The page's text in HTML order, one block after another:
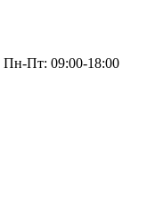
Пн-Пт: 09:00-18:00